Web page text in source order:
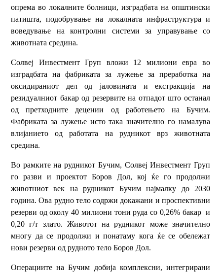
опрема во локалните болници, изградбата на општински
патишта, подобрување на локалната инфраструктура и
воведување на контролни системи за управување со
животната средина.
Солвеј Инвестмент Груп вложи 12 милиони евра во
изградбата на фабриката за лужење за преработка на
оксидираниот дел од јаловината и екстракција на
резидуалниот бакар од резервите на отпадот што останал
од претходните децении од работењето на Бучим.
Фабриката за лужење исто така значително го намалува
влијанието од работата на рудникот врз животната
средина.
Во рамките на рудникот Бучим, Солвеј Инвестмент Груп
го разви и проектот Боров Дол, кој ќе го продолжи
животниот век на рудникот Бучим најмалку до 2030
година. Ова рудно тело содржи докажани и проспективни
резерви од околу 40 милиони тони руда со 0,26% бакар и
0,20 г/т злато. Животот на рудникот може значително
многу да се продолжи и понатаму кога ќе се обележат
нови резерви од рудното тело Боров Дол.
Операциите на Бучим добија комплексни, интегрирани